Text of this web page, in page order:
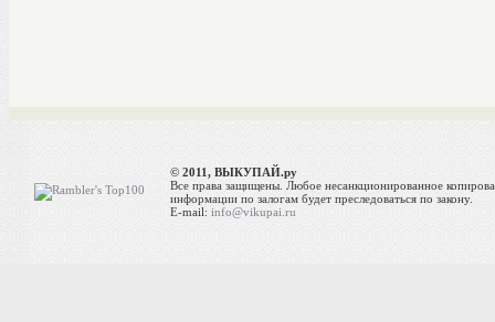
© 2011, ВЫКУПАЙ.ру
Все права защищены. Любое несанкционированное
информации по залогам будет преследоваться по закону.
E-mail:info@vikupai.ru